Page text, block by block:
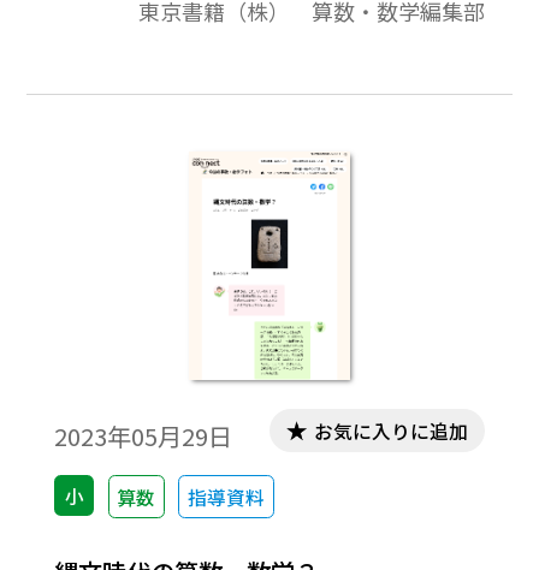
東京書籍（株） 算数・数学編集部
2023年05月29日
小 算数 指導資料
お気に入りに追加